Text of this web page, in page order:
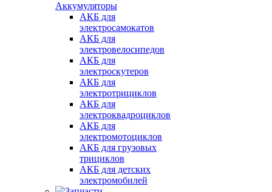
Аккумуляторы
АКБ для
электросамокатов
АКБ для
электровелосипедов
АКБ для
электроскутеров
АКБ для
электротрициклов
АКБ для
электроквадроциклов
АКБ для
электромотоциклов
АКБ для грузовых
трициклов
АКБ для детских
электромобилей